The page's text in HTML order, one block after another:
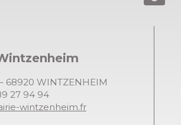
68920 WINTZENHEIM
27 94 94
wintzenheim.fr